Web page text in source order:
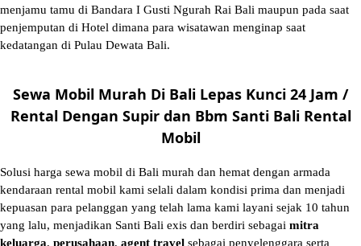
menjamu tamu di Bandara I Gusti Ngurah Rai Bali maupun pada saat
penjemputan di Hotel dimana para wisatawan menginap saat
kedatangan di Pulau Dewata Bali.
Sewa Mobil Murah Di Bali Lepas Kunci 24 Jam /
Rental Dengan Supir dan Bbm Santi Bali Rental
Mobil
Solusi harga sewa mobil di Bali murah dan hemat dengan armada
kendaraan rental mobil kami selali dalam kondisi prima dan menjadi
kepuasan para pelanggan yang telah lama kami layani sejak 10 tahun
yang lalu, menjadikan Santi Bali exis dan berdiri sebagai mitra
keluarga, perusahaan, agent travel sebagai penyelenggara serta